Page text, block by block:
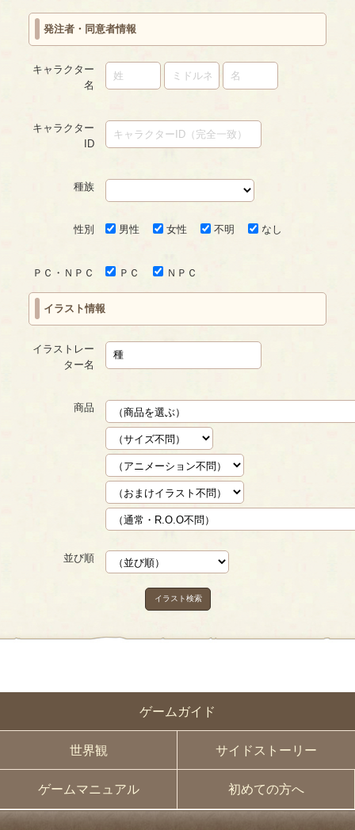
ゲームガイド
世界観 サイドストーリー
ゲームマニュアル 初めての方へ
ジ
発注者・同意者情報
キャラクター
名
キャラクター
ID
種族
性別 男性 女性 不明 なし
ＰＣ・ＮＰＣ ＰＣ ＮＰＣ
イラスト情報
イラストレー
ター名
商品
並び順
イラスト検索